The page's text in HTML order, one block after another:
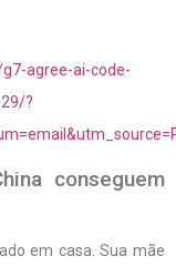
agree-ai-code-
?
conseguem
em casa. Sua mãe